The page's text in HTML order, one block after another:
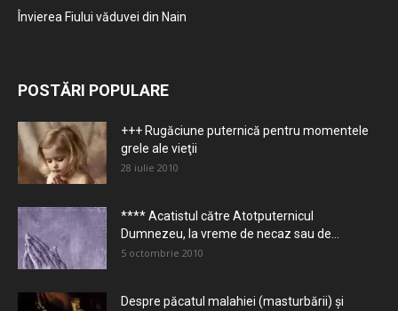
Învierea Fiului văduvei din Nain
POSTĂRI POPULARE
+++ Rugăciune puternică pentru momentele
grele ale vieţii
28 iulie 2010
**** Acatistul către Atotputernicul
Dumnezeu, la vreme de necaz sau de...
5 octombrie 2010
Despre păcatul malahiei (masturbării) şi